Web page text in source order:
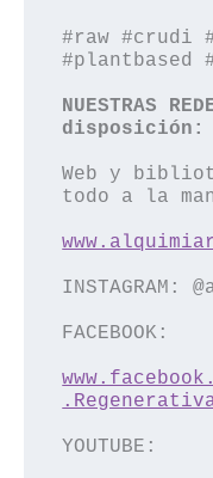
#raw #crudi
#plantbased
NUESTRAS
Web y
todo a la
INSTAGRAM:
FACEBOOK:
YOUTUBE: